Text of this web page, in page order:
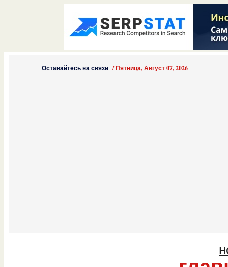
Оставайтесь на связи /Пятница, Август 07, 2026